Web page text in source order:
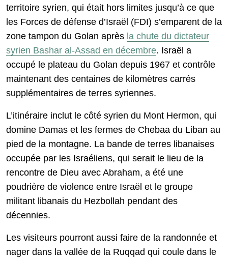
territoire syrien, qui était hors limites jusqu’à ce que
les Forces de défense d’Israël (FDI) s’emparent de la
zone tampon du Golan après la chute du dictateur
syrien Bashar al-Assad en décembre. Israël a
occupé le plateau du Golan depuis 1967 et contrôle
maintenant des centaines de kilomètres carrés
supplémentaires de terres syriennes.
L’itinéraire inclut le côté syrien du Mont Hermon, qui
domine Damas et les fermes de Chebaa du Liban au
pied de la montagne. La bande de terres libanaises
occupée par les Israéliens, qui serait le lieu de la
rencontre de Dieu avec Abraham, a été une
poudrière de violence entre Israël et le groupe
militant libanais du Hezbollah pendant des
décennies.
Les visiteurs pourront aussi faire de la randonnée et
nager dans la vallée de la Ruqqad qui coule dans le